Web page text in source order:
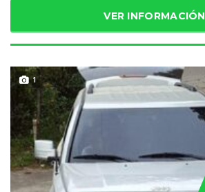
VER INFORMACIÓN
1